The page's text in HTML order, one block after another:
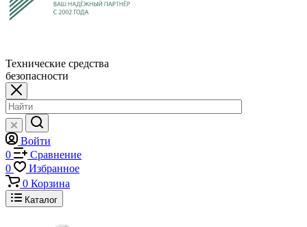
Технические средства
безопасности
Войти
0
Сравнение
0
Избранное
0 Корзина
Каталог